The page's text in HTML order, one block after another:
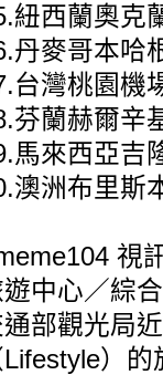
紐西蘭奧克
丹麥哥本哈
台灣桃園機
芬蘭赫爾辛
馬來西亞吉
澳洲布里斯
視
遊中心／綜
通部觀光局
Lifestyle）